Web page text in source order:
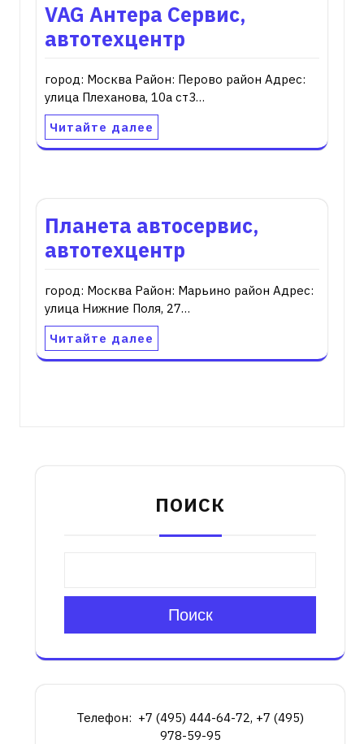
VAG Антера Сервис,
автотехцентр
город: Москва Район: Перово район Адрес:
улица Плеханова, 10а ст3…
Читайте далее
Планета автосервис,
автотехцентр
город: Москва Район: Марьино район Адрес:
улица Нижние Поля, 27…
Читайте далее
ПОИСК
Поиск
Телефон: +7 (495) 444-64-72, +7 (495)
978-59-95